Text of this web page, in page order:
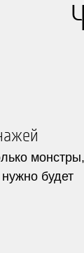
будет